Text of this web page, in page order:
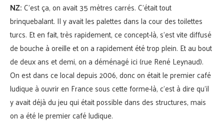
NZ:C’est ça, on avait 35 mètres carrés. C’était tout
brinquebalant. Il y avait les palettes dans la cour des toilettes
turcs. Et en fait, très rapidement, ce concept-là, s’est vite diffusé
de bouche à oreille et on a rapidement été trop plein. Et au bout
de deux ans et demi, on a déménagé ici (rue René Leynaud).
On est dans ce local depuis 2006, donc on était le premier café
ludique à ouvrir en France sous cette forme-là, c’est à dire qu’il
y avait déjà du jeu qui était possible dans des structures, mais
on a été le premier café ludique.